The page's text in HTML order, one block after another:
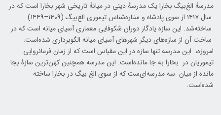
مدرسهٔ الغ‌بیگ بخارا یک مدرسهٔ دینی در میانهٔ تاریخی شهر بخارا است که در
سال ۱۴۱۷ از سوی پادشاه و ستاره‌شناس تیموری الغ‌بیگ (۱۴۰۹–۱۴۴۹)
ساخته‌شد. این سازه یادگار دوران شکوفایی معماری آسیای میانه است که در
ساخت آن از سازه‌های دیگر شهرهای آسیای میانه الگوبرداری شده‌است.
امروزه، این مدرسه تنها سازه در این مقیاس است که از زمان فرمانروایی
تیموریان در بخارا به جا مانده‌است. این مدرسه همچنین کهن‌ترین سازهٔ بجا
مانده از میان سه مدرسه‌ای‌ست که از سوی الغ بیگ در بخارا ساخته
شده‌است.